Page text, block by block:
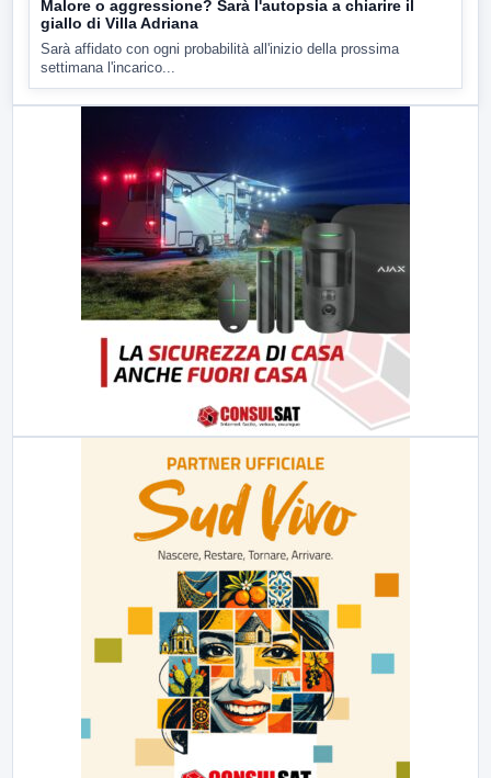
Malore o aggressione? Sarà l'autopsia a chiarire il
giallo di Villa Adriana
Sarà affidato con ogni probabilità all'inizio della prossima
settimana l'incarico...